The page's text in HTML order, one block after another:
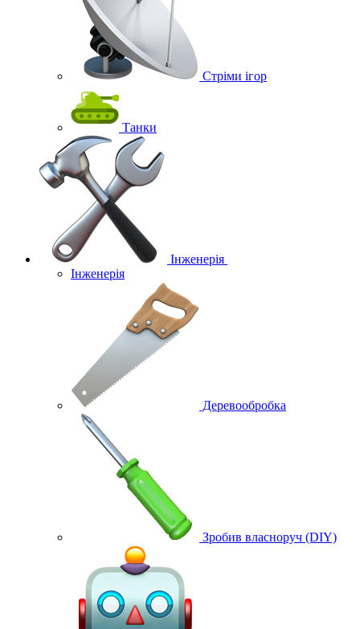
Стріми ігор
Танки
Інженерія
Інженерія
Деревообробка
Зробив власноруч (DIY)